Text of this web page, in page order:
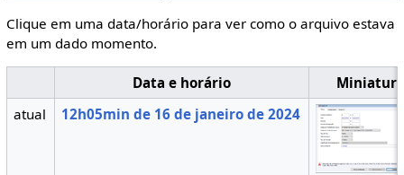
Clique em uma data/horário para ver como o arquivo estava
em um dado momento.
Data e horário
Miniatura
atual
12h05min de 16 de janeiro de 2024